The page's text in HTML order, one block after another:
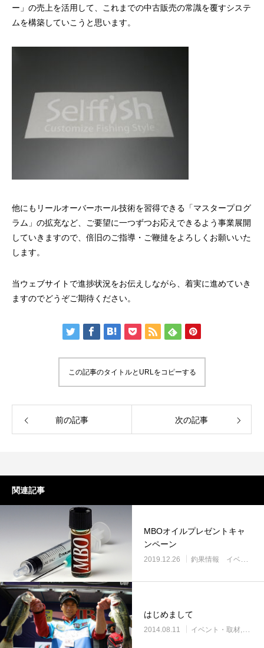
ー」の売上を活用して、これまでの中古販売の常識を覆すシステ
ムを構築していこうと思います。
他にもリールオーバーホール技術を習得できる「マスタープログ
ラム」の拡充など、ご要望に一つずつお応えできるよう事業展開
していきますので、倍旧のご指導・ご鞭撻をよろしくお願いいた
します。
当ウェブサイトで進捗状況をお伝えしながら、着実に進めていき
ますのでどうぞご期待ください。
この記事のタイトルとURLをコピーする
前の記事 次の記事
関連記事
MBOオイルプレゼントキャ
ンペーン
2019.12.26 釣果情報 イベントなど
はじめまして
2014.08.11 イベント・取材